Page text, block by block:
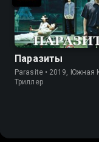
Паразиты
Parasite • 2019, Южная
Триллер